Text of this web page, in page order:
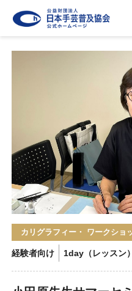
イベント ギ
協会について
カリグラフィー・ ワークショ
経験者向け 1day（レッスン）